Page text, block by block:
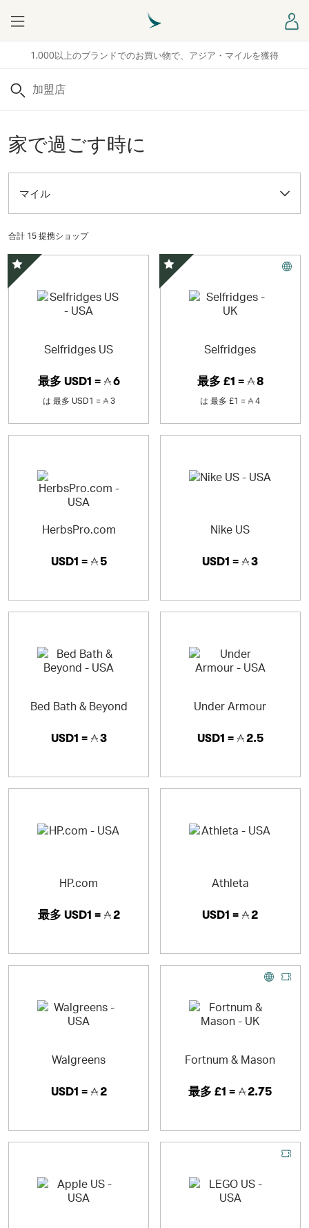
1,000以上のブランドでのお買い物で、アジア・マイルを獲得
Menu
検索
家で過ごす時に
マイル
合計 15 提携ショップ
Selfridges US
最多 USD1 = 6
は 最多 USD1 = 3
スペシャルオファー
Selfridges
最多 £1 = 8
は 最多 £1 = 4
スペシャルオファー
HerbsPro.com
USD1 = 5
Nike US
USD1 = 3
Bed Bath & Beyond
USD1 = 3
Under Armour
USD1 = 2.5
HP.com
最多 USD1 = 2
Athleta
USD1 = 2
Walgreens
USD1 = 2
Fortnum & Mason
最多 £1 = 2.75